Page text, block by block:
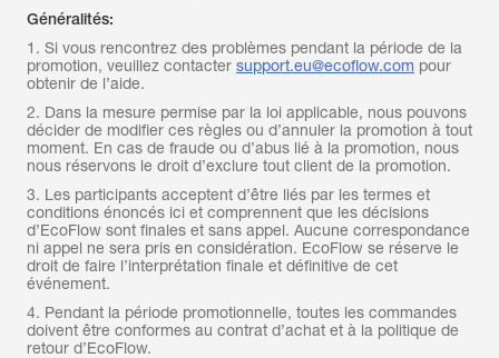
Généralités:
1. Si vous rencontrez des problèmes pendant la période de la
promotion, veuillez contacter support.eu@ecoflow.com pour
obtenir de l’aide.
2. Dans la mesure permise par la loi applicable, nous pouvons
décider de modifier ces règles ou d’annuler la promotion à tout
moment. En cas de fraude ou d’abus lié à la promotion, nous
nous réservons le droit d’exclure tout client de la promotion.
3. Les participants acceptent d’être liés par les termes et
conditions énoncés ici et comprennent que les décisions
d’EcoFlow sont finales et sans appel. Aucune correspondance
ni appel ne sera pris en considération. EcoFlow se réserve le
droit de faire l’interprétation finale et définitive de cet
événement.
4. Pendant la période promotionnelle, toutes les commandes
doivent être conformes au contrat d’achat et à la politique de
retour d’EcoFlow.